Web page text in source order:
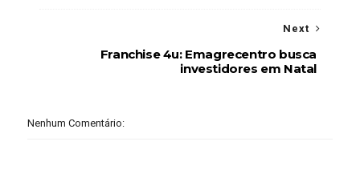
Next
Franchise 4u: Emagrecentro busca
investidores em Natal
Nenhum Comentário: